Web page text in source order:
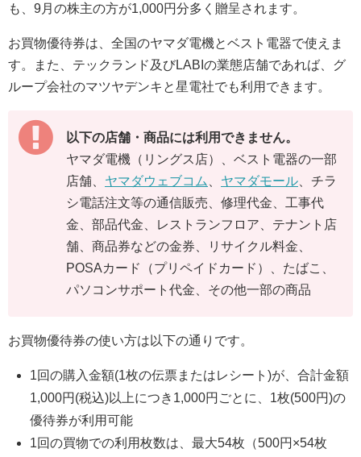
も、9月の株主の方が1,000円分多く贈呈されます。
お買物優待券は、全国のヤマダ電機とベスト電器で使えま
す。また、テックランド及びLABIの業態店舗であれば、グ
ループ会社のマツヤデンキと星電社でも利用できます。
以下の店舗・商品には利用できません。
ヤマダ電機（リングス店）、ベスト電器の一部
店舗、 ヤマダウェブコム ヤマダモール 、チラ
シ電話注文等の通信販売、修理代金、工事代
金、部品代金、レストランフロア、テナント店
舗、商品券などの金券、リサイクル料金、
POSAカード（プリペイドカード）、たばこ、
パソコンサポート代金、その他一部の商品
お買物優待券の使い方は以下の通りです。
1回の購入金額(1枚の伝票またはレシート)が、合計金額
1,000円(税込)以上につき1,000円ごとに、1枚(500円)の
優待券が利用可能
1回の買物での利用枚数は、最大54枚（500円×54枚